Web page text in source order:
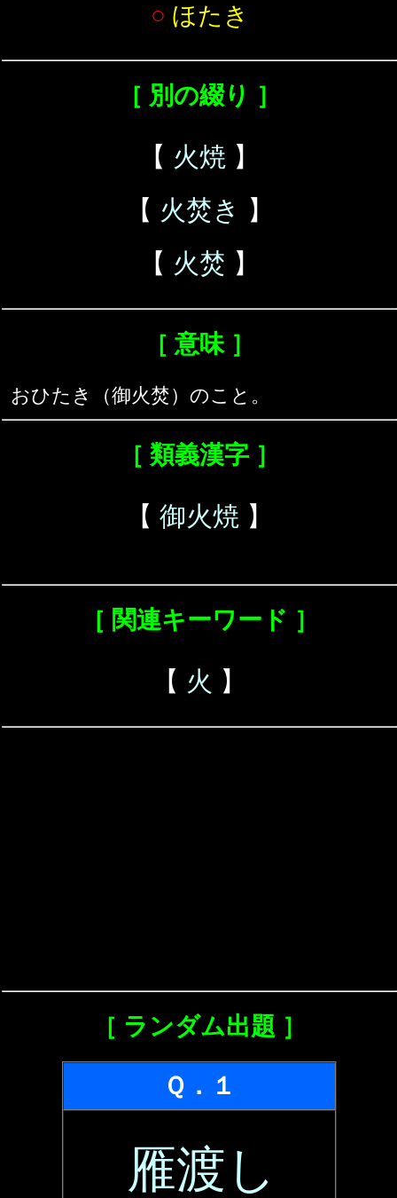
○ ほたき
［ 別の綴り ］
【 火焼 】
【 火焚き
】
【 火焚 】
［ 意味 ］
おひたき（御火焚）のこと。
［ 類義漢字 ］
【 御火焼 】
［ 関連キーワード ］
【 火 】
［ ランダム出題 ］
Ｑ．１
雁渡し